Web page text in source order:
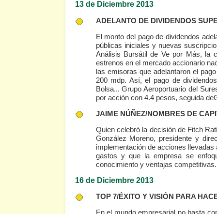
13 de Diciembre 2013
ADELANTO DE DIVIDENDOS
El monto del pago de dividendos
públicas iniciales y nuevas
Análisis Bursátil de Ve por Más, la
estrenos en el mercado accionario
las emisoras que adelantaron el
200 mdp. Así, el pago de
Bolsa... Grupo Aeroportuario del
por acción con 4.4 pesos, seguida
JAIME NÚÑEZ/NOMBRES DE
Quien celebró la decisión de Fitch
González Moreno, presidente y
implementación de acciones
gastos y que la empresa se
conocimiento y ventajas competitivas.
16 de Diciembre 2013
TOP 7/ÉXITO Y VISIÓN PARA
En el mundo empresarial no basta